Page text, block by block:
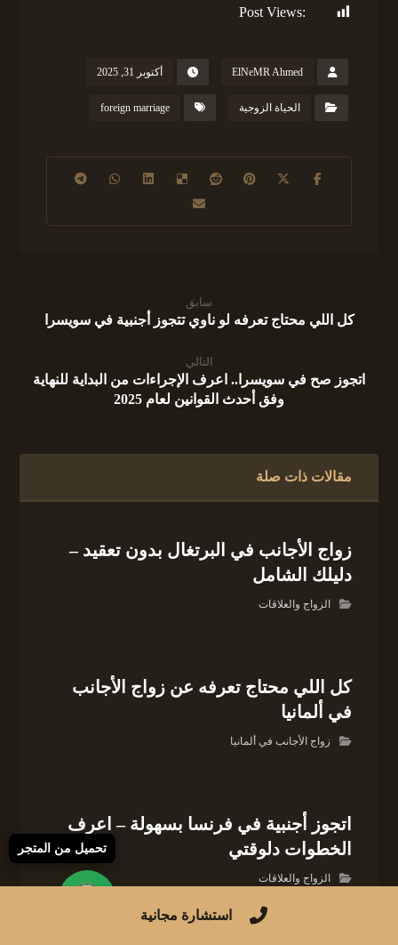
Post Views:
ElNeMR Ahmed أكتوبر 31, 2025
الحياة الزوجية foreign marriage
سابق
كل اللي محتاج تعرفه لو ناوي تتجوز أجنبية في سويسرا
التالي
اتجوز صح في سويسرا.. اعرف الإجراءات من البداية للنهاية
وفق أحدث القوانين لعام 2025
مقالات ذات صلة
زواج الأجانب في البرتغال بدون تعقيد –
دليلك الشامل
الزواج والعلاقات
كل اللي محتاج تعرفه عن زواج الأجانب
في ألمانيا
زواج الأجانب في ألمانيا
اتجوز أجنبية في فرنسا بسهولة – اعرف
الخطوات دلوقتي
الزواج والعلاقات
استشارة مجانية
تحميل من المتجر